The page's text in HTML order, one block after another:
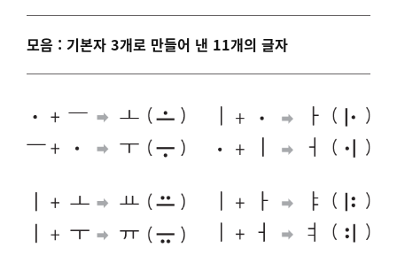
모음 : 기본자 3개로 만들어 낸 11개의 글자